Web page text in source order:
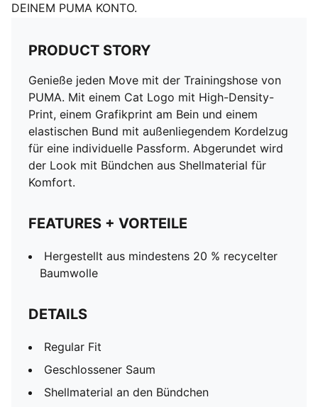
DEINEM PUMA KONTO.
PRODUCT STORY
Genieße jeden Move mit der Trainingshose von
PUMA. Mit einem Cat Logo mit High-Density-
Print, einem Grafikprint am Bein und einem
elastischen Bund mit außenliegendem Kordelzug
für eine individuelle Passform. Abgerundet wird
der Look mit Bündchen aus Shellmaterial für
Komfort.
FEATURES + VORTEILE
Hergestellt aus mindestens 20 % recycelter
Baumwolle
DETAILS
Regular Fit
Geschlossener Saum
Shellmaterial an den Bündchen